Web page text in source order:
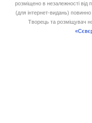
розміщено в незалежності від
(для інтернет-видань)
Творець та розміщувач